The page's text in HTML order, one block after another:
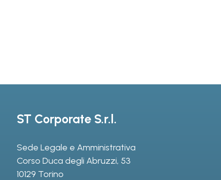
ST Corporate S.r.l.
Sede Legale e Amministrativa
Corso Duca degli Abruzzi, 53
10129 Torino